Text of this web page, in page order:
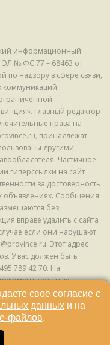
информационный
ЭЛ № ФС 77 – 68463 от
по надзору в сфере связи,
коммуникаций
Главный редактор
права на
принадлежат
другими
Частичное
гиперссылки на сайт
за достоверность
объявлениях. Сообщения
без
вправе удалить с сайта
если они нарушают
Этот адрес
У вас должен быть
789 42 70. На
предоставления
и анализа сведений,
сети "Интернет",
Федерации) © ООО ИД
свое согласие с
данныхи на
файлов.